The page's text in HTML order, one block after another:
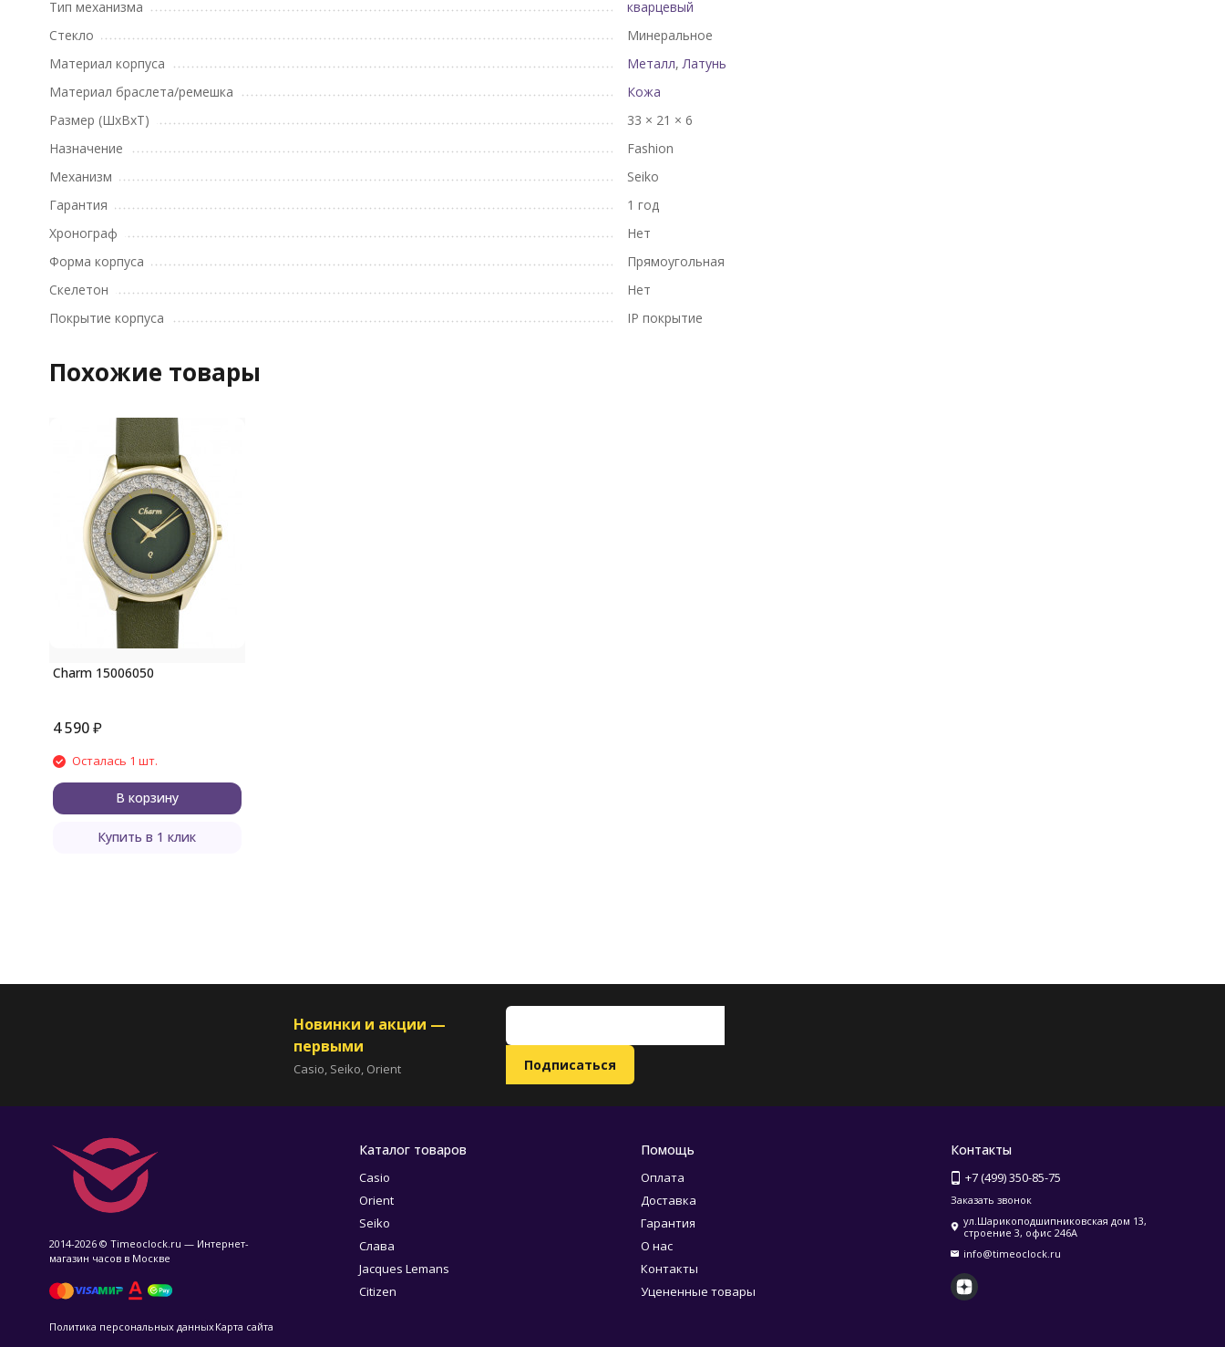
Тип механизма
кварцевый
Стекло
Минеральное
Материал корпуса
Металл,Латунь
Материал браслета/ремешка
Кожа
Размер (ШхВхТ)
33 × 21 × 6
Назначение
Fashion
Механизм
Seiko
Гарантия
1 год
Хронограф
Нет
Форма корпуса
Прямоугольная
Скелетон
Нет
Покрытие корпуса
IP покрытие
Похожие товары
Charm 15006050
4 590 ₽
Осталась 1 шт.
В корзину
Купить в 1 клик
Новинки и акции —
первыми
Casio, Seiko, Orient
2014-2026 © Timeoclock.ru — Интернет-
магазин часов в Москве
Политика персональных данныхКарта сайта
Каталог товаров
Casio
Orient
Seiko
Слава
Jacques Lemans
Citizen
Помощь
Оплата
Доставка
Гарантия
О нас
Контакты
Уцененные товары
Контакты
+7 (499) 350-85-75
Заказать звонок
ул.Шарикоподшипниковская дом 13,
строение 3, офис 246А
info@timeoclock.ru